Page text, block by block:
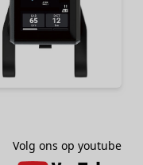
Volg ons op youtube